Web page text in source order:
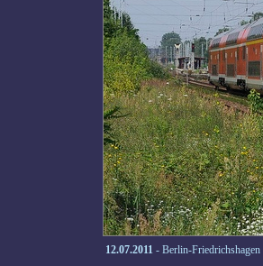
12.07.2011 - Berlin-Friedrichshagen